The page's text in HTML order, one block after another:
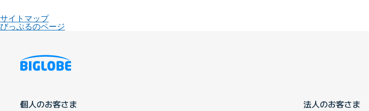
サイトマップ
びっぷるのページ
個人のお客さま 法人のお客さま